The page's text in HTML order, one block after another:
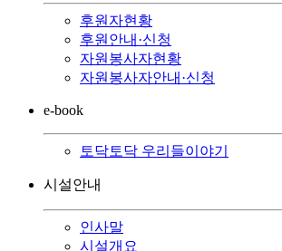
후원자현황
후원안내·신청
자원봉사자현황
자원봉사자안내·신청
e-book
토닥토닥 우리들이야기
시설안내
인사말
시설개요